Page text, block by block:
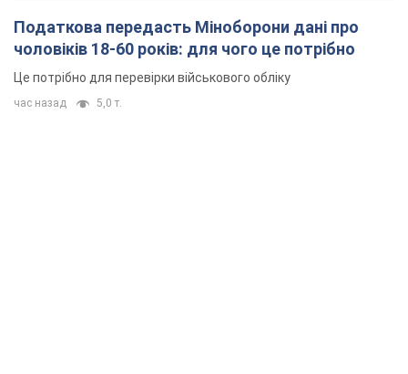
Податкова передасть Міноборони дані про
чоловіків 18-60 років: для чого це потрібно
Це потрібно для перевірки військового обліку
час назад 5,0 т.